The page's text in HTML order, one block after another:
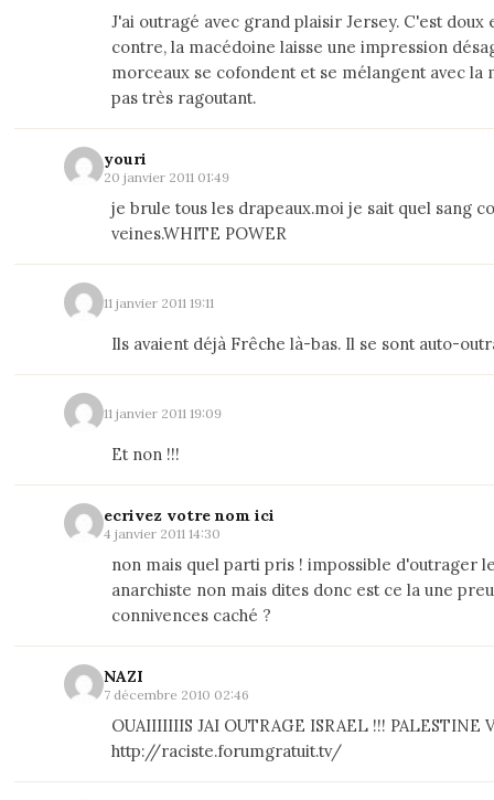
J'ai outragé avec grand plaisir Jersey. C'est doux
contre, la macédoine laisse une impression
morceaux se cofondent et se mélangent avec la
pas très ragoutant.
youri
20 janvier 2011 01:49
je brule tous les drapeaux.moi je sait quel sang
veines.WHITE POWER
11 janvier 2011 19:11
Ils avaient déjà Frêche là-bas. Il se sont auto-
11 janvier 2011 19:09
Et non !!!
ecrivez votre nom ici
4 janvier 2011 14:30
non mais quel parti pris ! impossible d'outrager
anarchiste non mais dites donc est ce la une
connivences caché ?
NAZI
7 décembre 2010 02:46
OUAIIIIIIIS JAI OUTRAGE ISRAEL !!! PALESTINE
http://raciste.forumgratuit.tv/